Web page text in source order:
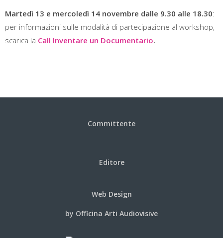
Martedì 13 e mercoledì 14 novembre dalle 9.30 alle 18.30:
per informazioni sulle modalità di partecipazione al workshop,
scarica la Call Inventare un Documentario.
Committente
Editore
Web Design
by Officina Arti Audiovisive